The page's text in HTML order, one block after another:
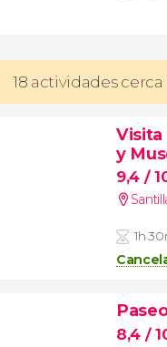
18 actividades
Visita
y
9,4 /
1h
8,4 /